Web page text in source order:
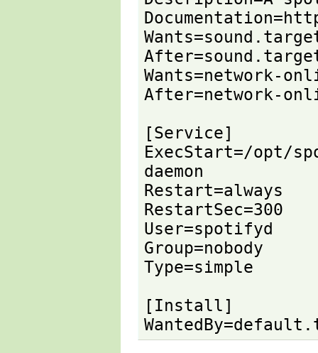
Wants=network-
After=network-
[Service]
ExecStart=/opt/
daemon
Restart=always
RestartSec=300
User=spotifyd
Group=nobody
Type=simple
[Install]